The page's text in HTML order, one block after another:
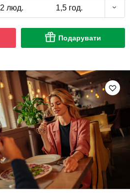
2 люд. 1,5 год.
Подарувати